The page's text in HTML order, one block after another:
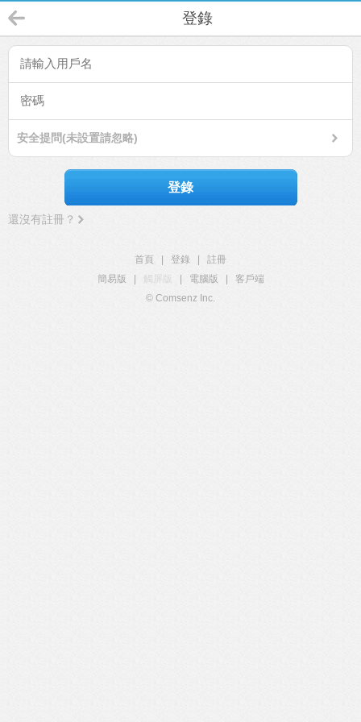
登錄
安全提問(未設置請忽略)
登錄
還沒有註冊？
首頁 登錄
註冊
簡易版
觸屏版 電腦版
客戶端
© Comsenz Inc.